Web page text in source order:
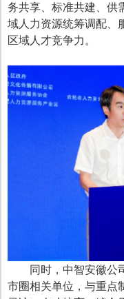
务共享、标准共建、供
域人力资源统筹调配、
区域人才竞争力。
同时，中智安徽公司
市圈相关单位，与重点